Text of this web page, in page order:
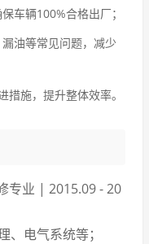
车辆100%合格出厂；
油等常见问题，减少
施，提升整体效率。
专业 | 2015.09 - 20
、电气系统等；